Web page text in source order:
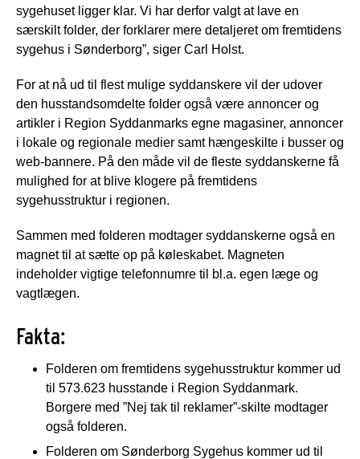
sygehuset ligger klar. Vi har derfor valgt at lave en
særskilt folder, der forklarer mere detaljeret om fremtidens
sygehus i Sønderborg”, siger Carl Holst.
For at nå ud til flest mulige syddanskere vil der udover
den husstandsomdelte folder også være annoncer og
artikler i Region Syddanmarks egne magasiner, annoncer
i lokale og regionale medier samt hængeskilte i busser og
web-bannere. På den måde vil de fleste syddanskerne få
mulighed for at blive klogere på fremtidens
sygehusstruktur i regionen.
Sammen med folderen modtager syddanskerne også en
magnet til at sætte op på køleskabet. Magneten
indeholder vigtige telefonnumre til bl.a. egen læge og
vagtlægen.
Fakta:
Folderen om fremtidens sygehusstruktur kommer ud
til 573.623 husstande i Region Syddanmark.
Borgere med ”Nej tak til reklamer”-skilte modtager
også folderen.
Folderen om Sønderborg Sygehus kommer ud til